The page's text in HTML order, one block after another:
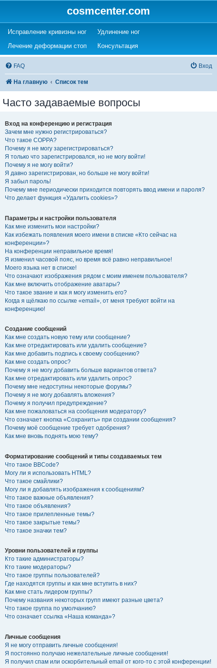
cosmcenter.com
Исправление кривизны ног(Opens a new tab)
Удлинение ног(Opens a new tab)
Лечение деформации стоп(Opens a new tab)
Консультация(Opens a new tab)
FAQ Вход
На главную Список тем
Часто задаваемые вопросы
Вход на конференцию и регистрация
Зачем мне нужно регистрироваться?
Что такое COPPA?
Почему я не могу зарегистрироваться?
Я только что зарегистрировался, но не могу войти!
Почему я не могу войти?
Я давно зарегистрирован, но больше не могу войти!
Я забыл пароль!
Почему мне периодически приходится повторять ввод имени и пароля?
Что делает функция «Удалить cookies»?
Параметры и настройки пользователя
Как мне изменить мои настройки?
Как избежать появления моего имени в списке «Кто сейчас на
конференции»?
На конференции неправильное время!
Я изменил часовой пояс, но время всё равно неправильное!
Моего языка нет в списке!
Что означают изображения рядом с моим именем пользователя?
Как мне включить отображение аватары?
Что такое звание и как я могу изменить его?
Когда я щёлкаю по ссылке «email», от меня требуют войти на
конференцию!
Создание сообщений
Как мне создать новую тему или сообщение?
Как мне отредактировать или удалить сообщение?
Как мне добавить подпись к своему сообщению?
Как мне создать опрос?
Почему я не могу добавить больше вариантов ответа?
Как мне отредактировать или удалить опрос?
Почему мне недоступны некоторые форумы?
Почему я не могу добавлять вложения?
Почему я получил предупреждение?
Как мне пожаловаться на сообщения модератору?
Что означает кнопка «Сохранить» при создании сообщения?
Почему моё сообщение требует одобрения?
Как мне вновь поднять мою тему?
Форматирование сообщений и типы создаваемых тем
Что такое BBCode?
Могу ли я использовать HTML?
Что такое смайлики?
Могу ли я добавлять изображения к сообщениям?
Что такое важные объявления?
Что такое объявления?
Что такое прилепленные темы?
Что такое закрытые темы?
Что такое значки тем?
Уровни пользователей и группы
Кто такие администраторы?
Кто такие модераторы?
Что такое группы пользователей?
Где находятся группы и как мне вступить в них?
Как мне стать лидером группы?
Почему названия некоторых групп имеют разные цвета?
Что такое группа по умолчанию?
Что означает ссылка «Наша команда»?
Личные сообщения
Я не могу отправить личные сообщения!
Я постоянно получаю нежелательные личные сообщения!
Я получил спам или оскорбительный email от кого-то с этой конференции!